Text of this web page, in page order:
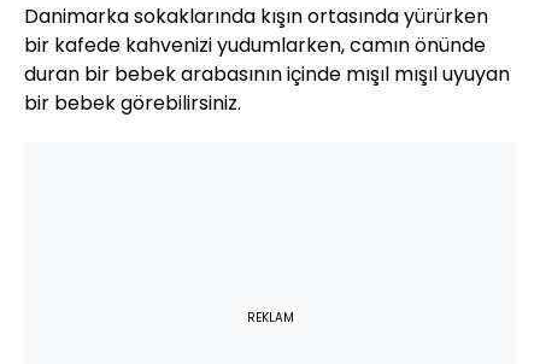
Danimarka sokaklarında kışın ortasında yürürken
bir kafede kahvenizi yudumlarken, camın önünde
duran bir bebek arabasının içinde mışıl mışıl uyuyan
bir bebek görebilirsiniz.
REKLAM